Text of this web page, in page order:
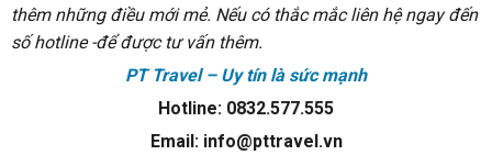
thêm những điều mới mẻ. Nếu có thắc mắc liên hệ ngay đến
số hotline -để được tư vấn thêm.
PT Travel – Uy tín là sức mạnh
Hotline: 0832.577.555
Email: info@pttravel.vn